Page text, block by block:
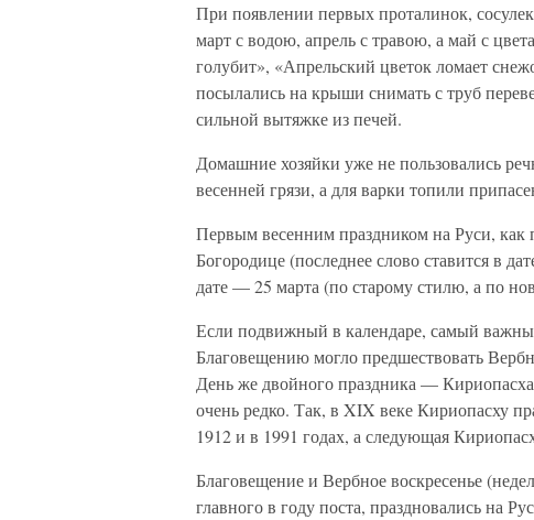
При появлении первых проталинок,
март с водою, апрель с травою, а май с
голубит», «Апрельский цветок ломает
посылались на крыши снимать с труб
сильной вытяжке из печей.
Домашние хозяйки уже не пользовались
весенней грязи, а для варки топили
Первым весенним праздником на Руси, как
Богородице (последнее слово ставится в
дате — 25 марта (по старому стилю, а по
Если подвижный в календаре, самый
Благовещению могло предшествовать
День же двойного праздника —
очень редко. Так, в XIX веке Кириопасху
1912 и в 1991 годах, а следующая
Благовещение и Вербное воскресенье
главного в году поста, праздновались на